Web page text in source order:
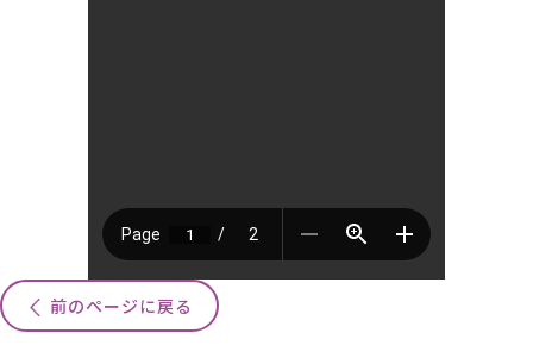
前のページに戻る